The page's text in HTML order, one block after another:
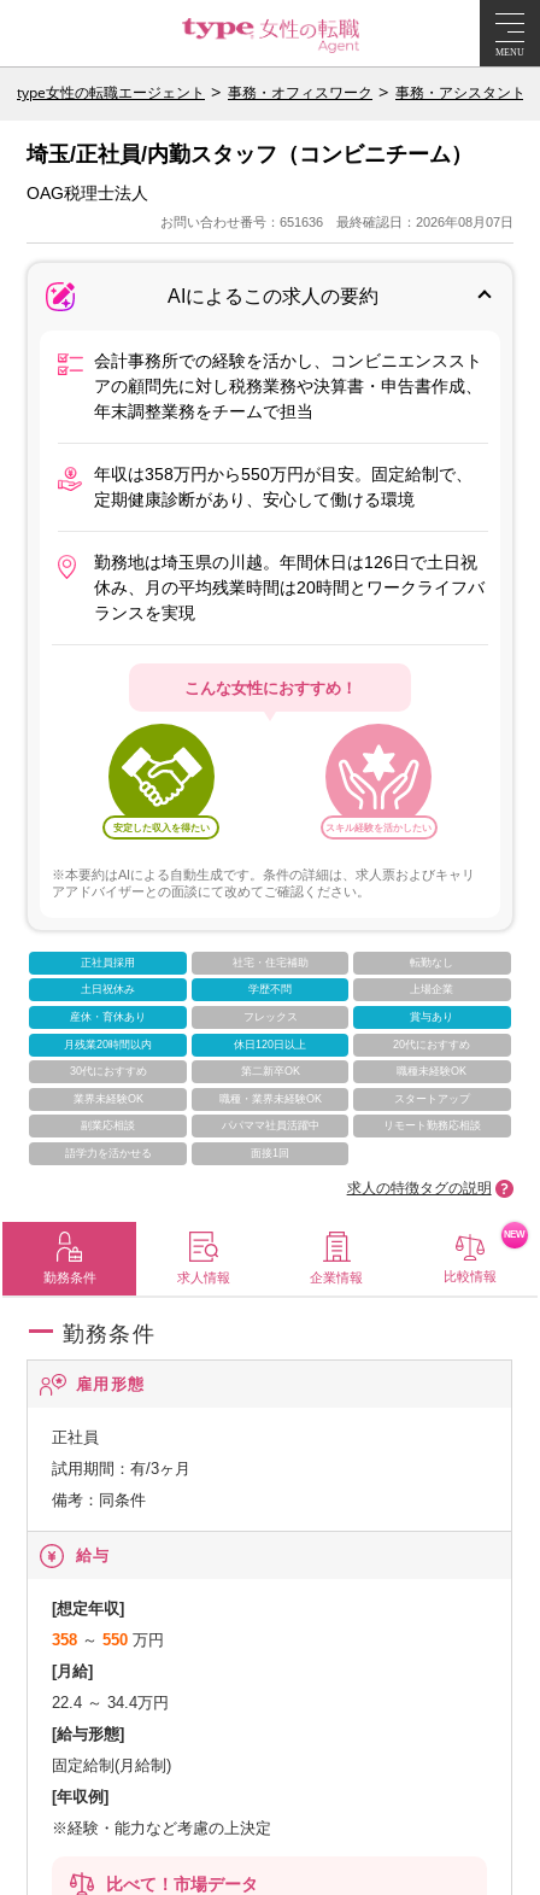
MENU
type女性の転職エージェント 事務・オフィスワーク 事務・アシスタント
埼玉/正社員/内勤スタッフ（コンビニチーム）
OAG税理士法人
お問い合わせ番号：651636 最終確認日：2026年08月07日
AIによるこの求人の要約
会計事務所での経験を活かし、コンビニエンススト
アの顧問先に対し税務業務や決算書・申告書作成、
年末調整業務をチームで担当
年収は358万円から550万円が目安。固定給制で、
定期健康診断があり、安心して働ける環境
勤務地は埼玉県の川越。年間休日は126日で土日祝
休み、月の平均残業時間は20時間とワークライフバ
ランスを実現
こんな女性におすすめ！
安定した収入を得たい スキル経験を活かしたい
※本要約はAIによる自動生成です。条件の詳細は、求人票およびキャリ
アアドバイザーとの面談にて改めてご確認ください。
正社員採用 社宅・住宅補助 転勤なし
土日祝休み 学歴不問 上場企業
産休・育休あり フレックス 賞与あり
月残業20時間以内 休日120日以上 20代におすすめ
30代におすすめ 第二新卒OK 職種未経験OK
業界未経験OK 職種・業界未経験OK スタートアップ
副業応相談 パパママ社員活躍中 リモート勤務応相談
語学力を活かせる 面接1回
求人の特徴タグの説明
勤務条件 求人情報 企業情報 比較情報
NEW
勤務条件
雇用形態
正社員
試用期間：有/3ヶ月
備考：同条件
給与
[想定年収]
358 ～550 万円
[月給]
22.4 ～ 34.4万円
[給与形態]
固定給制(月給制)
[年収例]
※経験・能力など考慮の上決定
比べて！市場データ